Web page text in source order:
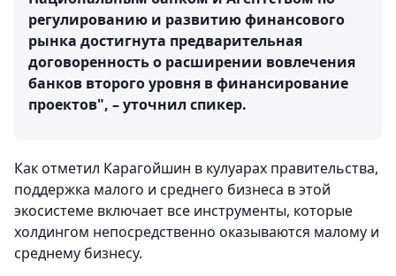
регулированию и развитию финансового
рынка достигнута предварительная
договоренность о расширении вовлечения
банков второго уровня в финансирование
проектов", – уточнил спикер.
Как отметил Карагойшин в кулуарах правительства,
поддержка малого и среднего бизнеса в этой
экосистеме включает все инструменты, которые
холдингом непосредственно оказываются малому и
среднему бизнесу.